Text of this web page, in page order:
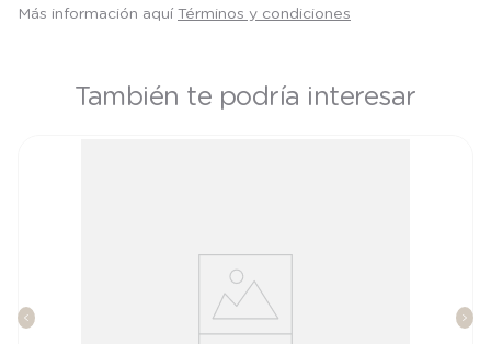
Más información aquí Términos y condiciones
También te podría interesar